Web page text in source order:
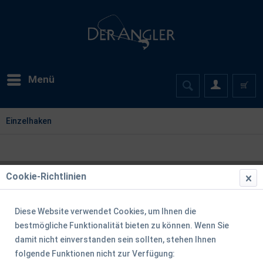
Menü
Einzelhaken
Cookie-Richtlinien
Diese Website verwendet Cookies, um Ihnen die
bestmögliche Funktionalität bieten zu können. Wenn Sie
damit nicht einverstanden sein sollten, stehen Ihnen
folgende Funktionen nicht zur Verfügung: